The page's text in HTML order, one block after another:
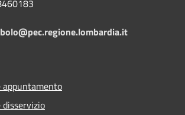
appuntamento
disservizio